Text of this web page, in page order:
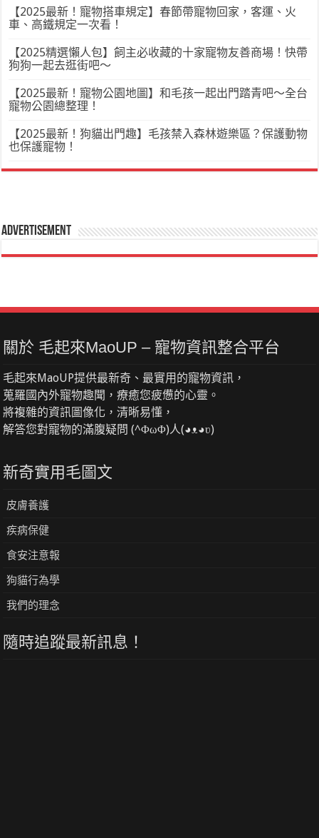
【2025最新！寵物搭車規定】春節帶寵物回家，客運、火
車、高鐵規定一次看！
【2025精選懶人包】飼主必收藏的十家寵物友善商場！快帶
狗狗一起去逛街吧～
【2025最新！寵物公園地圖】和毛孩一起出門踏青吧～全台
寵物公園總整理！
【2025最新！狗貓出門趣】毛孩禁入森林遊樂區？保護動物
也保護寵物！
Advertisement
關於 毛起來MaoUP – 寵物資訊整合平台
毛起來MaoUP提供最新奇、最實用的寵物資訊，
蒐羅國內外寵物趣聞，療癒您疲憊的心靈。
將複雜的資訊圖像化，清晰易懂，
解答您對寵物的滿腹疑問 (^ΦωΦ)人(◕ᴥ◕ʋ)
新奇實用毛圖文
皮膚養護
疾病保健
食安注意報
狗貓行為學
我們的理念
隨時追蹤最新訊息！